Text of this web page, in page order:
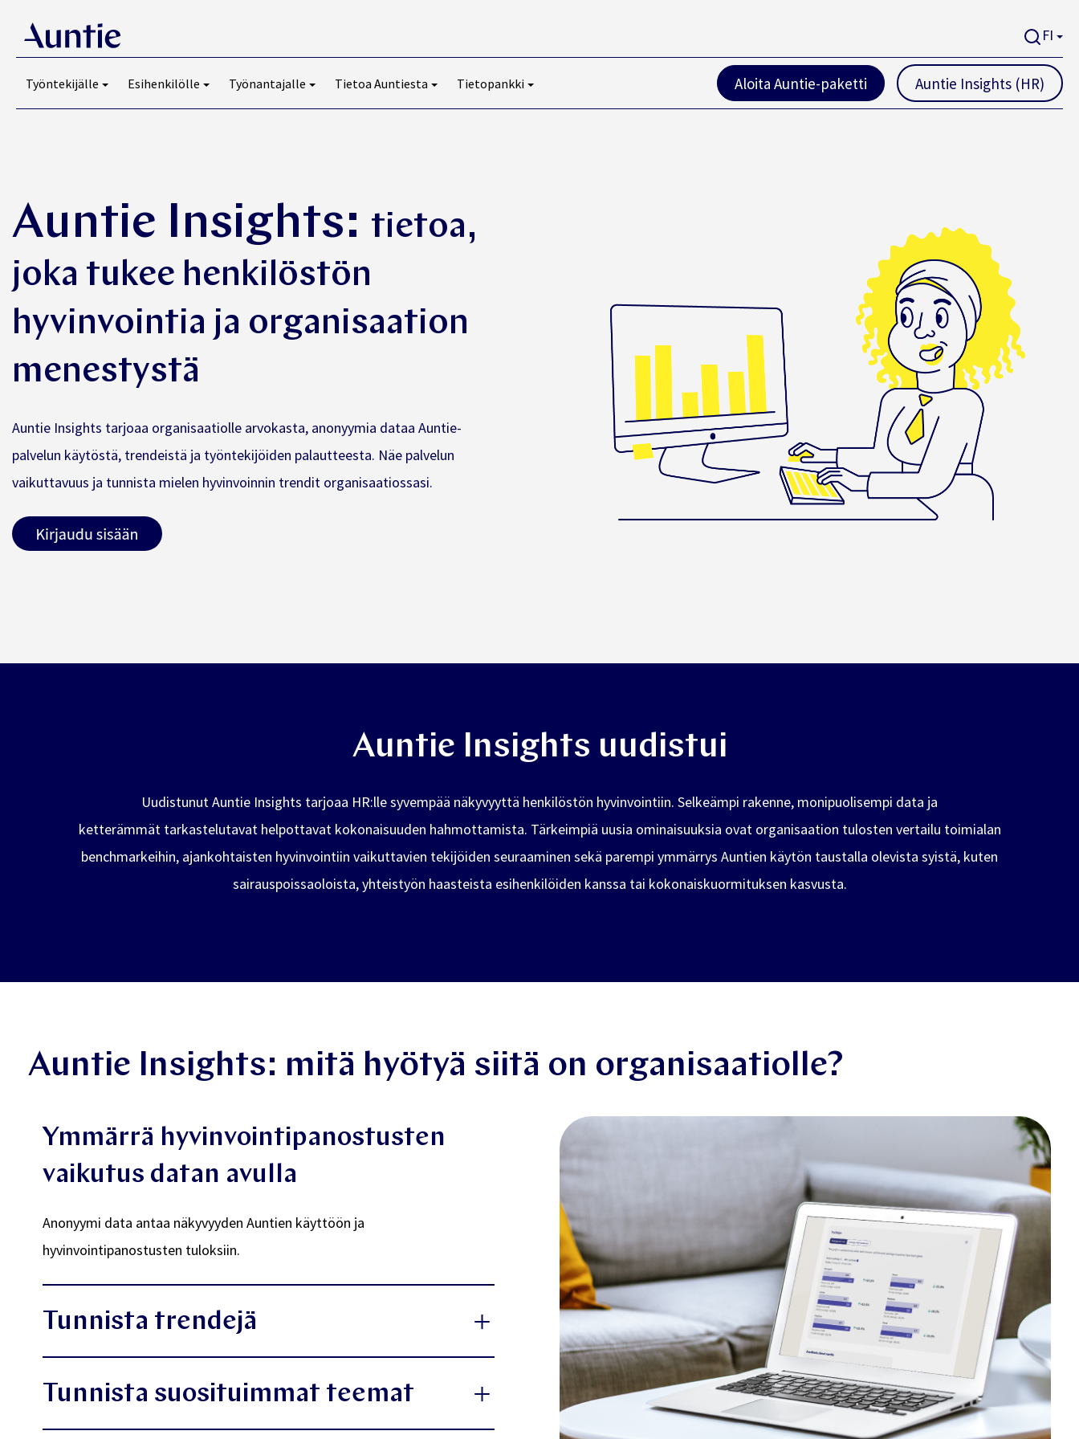
FI
Työntekijälle Esihenkilölle Työnantajalle Tietoa Auntiesta Tietopankki Aloita Auntie-paketti Auntie Insights (HR)
Auntie Insights: tietoa,
joka tukee henkilöstön
hyvinvointia ja organisaation
menestystä
Auntie Insights tarjoaa organisaatiolle arvokasta, anonyymia dataa Auntie-
palvelun käytöstä, trendeistä ja työntekijöiden palautteesta. Näe palvelun
vaikuttavuus ja tunnista mielen hyvinvoinnin trendit organisaatiossasi.
Auntie Insights uudistui
Uudistunut Auntie Insights tarjoaa HR:lle syvempää näkyvyyttä henkilöstön hyvinvointiin. Selkeämpi rakenne, monipuolisempi data ja
ketterämmät tarkastelutavat helpottavat kokonaisuuden hahmottamista. Tärkeimpiä uusia ominaisuuksia ovat organisaation tulosten vertailu toimialan
benchmarkeihin, ajankohtaisten hyvinvointiin vaikuttavien tekijöiden seuraaminen sekä parempi ymmärrys Auntien käytön taustalla olevista syistä, kuten
sairauspoissaoloista, yhteistyön haasteista esihenkilöiden kanssa tai kokonaiskuormituksen kasvusta.
Auntie Insights: mitä hyötyä siitä on organisaatiolle?
Ymmärrä hyvinvointipanostusten
vaikutus datan avulla
Anonyymi data antaa näkyvyyden Auntien käyttöön ja
hyvinvointipanostusten tuloksiin.
Tunnista trendejä
motivaatiotasossa ja energiassa.
Tunnista suosituimmat teemat